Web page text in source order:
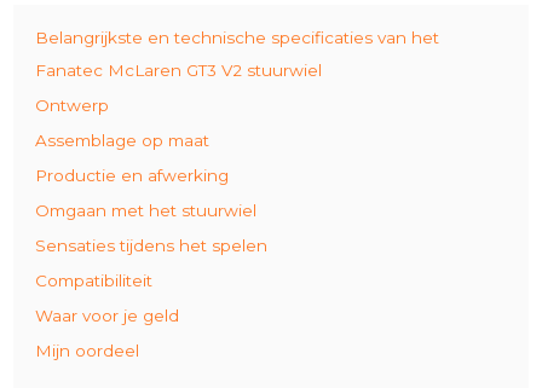
Belangrijkste en technische specificaties van het
Fanatec McLaren GT3 V2 stuurwiel
Ontwerp
Assemblage op maat
Productie en afwerking
Omgaan met het stuurwiel
Sensaties tijdens het spelen
Compatibiliteit
Waar voor je geld
Mijn oordeel